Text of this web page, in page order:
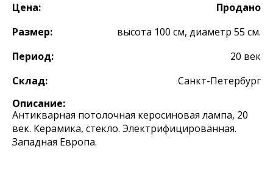
Цена:
Продано
Размер:
высота 100 см, диаметр 55 см.
Период:
20 век
Склад:
Санкт-Петербург
Описание:
Антикварная потолочная керосиновая лампа, 20
век. Керамика, стекло. Электрифицированная.
Западная Европа.